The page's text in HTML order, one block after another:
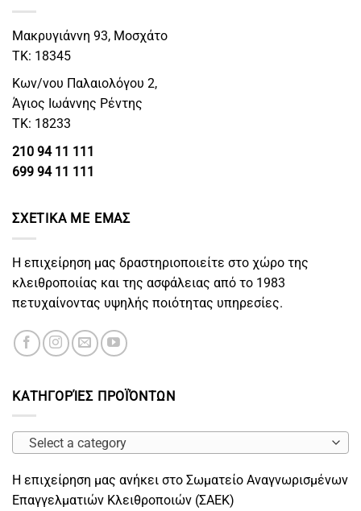
Μακρυγιάννη 93, Μοσχάτο
ΤΚ: 18345
Κων/νου Παλαιολόγου 2,
Άγιος Ιωάννης Ρέντης
ΤΚ: 18233
210 94 11 111
699 94 11 111
ΣΧΕΤΙΚΑ ΜΕ ΕΜΑΣ
Η επιχείρηση μας δραστηριοποιείτε στο χώρο της
κλειθροποιίας και της ασφάλειας από το 1983
πετυχαίνοντας υψηλής ποιότητας υπηρεσίες.
ΚΑΤΗΓΟΡΊΕΣ ΠΡΟΪΌΝΤΩΝ
Select a category
Η επιχείρηση μας ανήκει στο Σωματείο Αναγνωρισμένων
Επαγγελματιών Κλειθροποιών (ΣΑΕΚ)